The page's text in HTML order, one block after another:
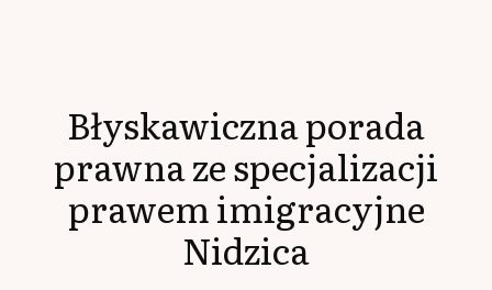
Błyskawiczna porada
prawna ze specjalizacji
prawem imigracyjne
Nidzica